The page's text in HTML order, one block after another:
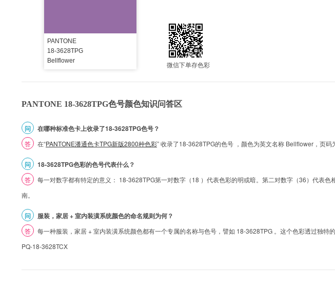
PANTONE
18-3628TPG
Bellflower
微信下单存色彩
PANTONE 18-3628TPG色号颜色知识问答区
问 在哪种标准色卡上收录了18-3628TPG色号？
答 在“PANTONE潘通色卡TPG新版2800种色彩” 收录了18-3628TPG的色号 ，颜色为英文名称 Bellflower，页
问 18-3628TPG色彩的色号代表什么？
答
每一对数字都有特定的意义： 18-3628TPG第一对数字（18 ）代表色彩的明或暗。第二对数字（36）代表
南。
问 服装，家居 + 室内装潢系统颜色的命名规则为何？
答
每一种服装，家居 + 室内装潢系统颜色都有一个专属的名称与色号，譬如 18-3628TPG 。这个色彩透过独
PQ-18-3628TCX